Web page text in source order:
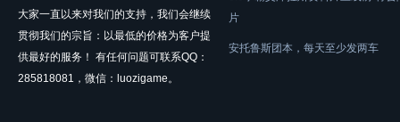
大家一直以来对我们的支持，我们会继续
贯彻我们的宗旨：以最低的价格为客户提
供最好的服务！ 有任何问题可联系QQ：
285818081，微信：luozigame。
片
安托鲁斯团本，每天至少发两车